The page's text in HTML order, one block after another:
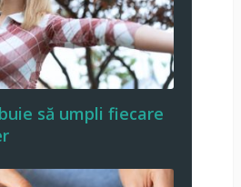
să umpli fiecare